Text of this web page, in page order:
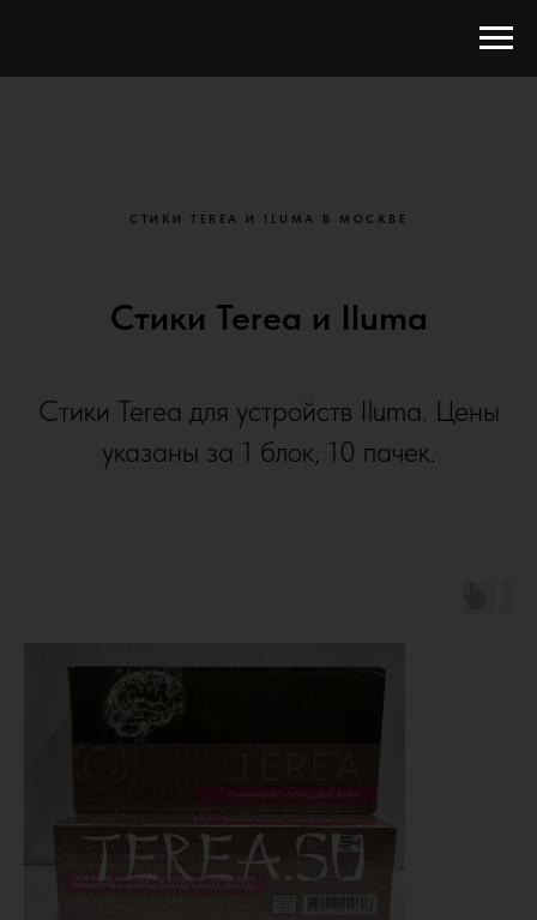
СТИКИ TEREA И ILUMA В МОСКВЕ
Стики Terea и Iluma
Стики Terea для устройств Iluma. Цены
указаны за 1 блок, 10 пачек.